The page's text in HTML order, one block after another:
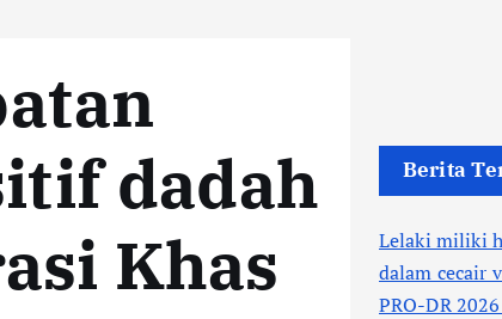
dadah
Khas
Berita
Lelaki miliki
dalam cecair
PRO-DR